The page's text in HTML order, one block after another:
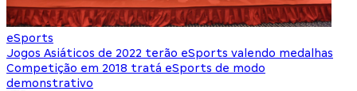
eSports
Jogos Asiáticos de 2022 terão eSports valendo medalhas
Competição em 2018 tratá eSports de modo
demonstrativo